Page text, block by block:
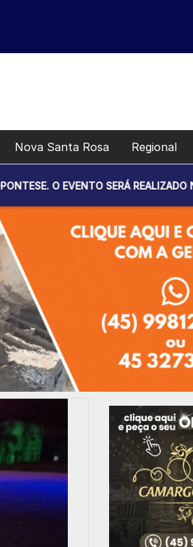
Nova Santa Rosa Regional
REALIZADO NO DIA 3 DE